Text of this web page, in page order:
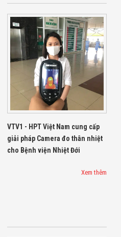
VTV1 - HPT Việt Nam cung cấp
giải pháp Camera đo thân nhiệt
cho Bệnh viện Nhiệt Đới
Xem thêm